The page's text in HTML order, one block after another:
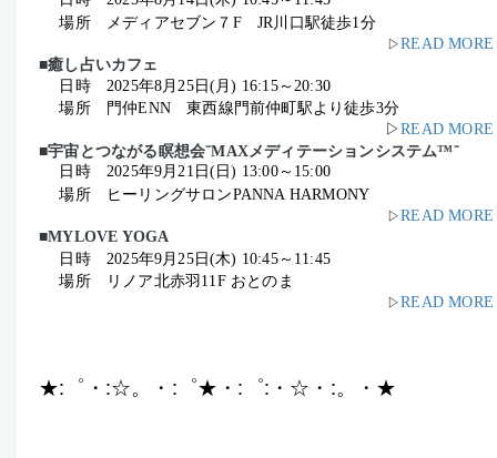
場所 メディアセブン７F JR川口駅徒歩1分
▷READ MORE
■癒し占いカフェ
日時 2025年8月25日(月) 16:15～20:30
場所 門仲ENN 東西線門前仲町駅より徒歩3分
▷READ MORE
■宇宙とつながる瞑想会⁻MAXメディテーションシステム™⁻
日時2025年9月21日(日) 13:00～15:00
場所 ヒーリングサロンPANNA HARMONY
▷READ MORE
■MYLOVE YOGA
日時 2025年9月25日(木) 10:45～11:45
場所 リノア北赤羽11F おとのま
▷READ MORE
★:゜・:☆。・:゜★・:゜:・☆・:。・★